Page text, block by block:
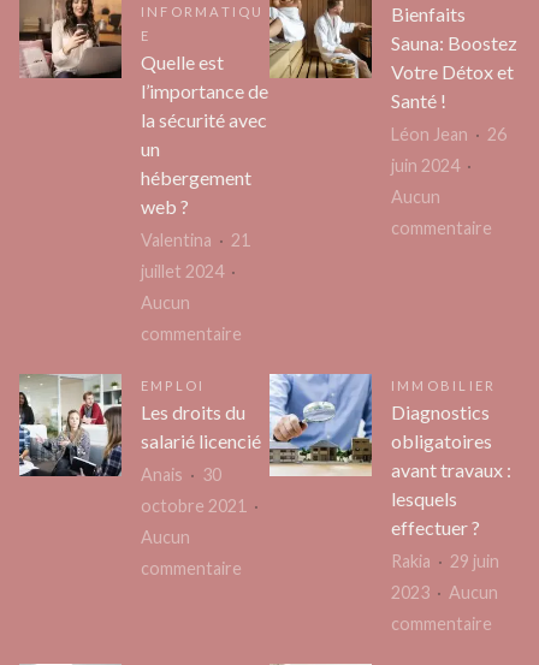
INFORMATIQU
E
Quelle est
l’importance de
la sécurité avec
un
hébergement
web ?
Valentina
21
juillet 2024
Aucun
commentaire
l’importance
Bienfaits
Sauna: Boostez
Votre Détox et
Santé !
Léon Jean
26
juin 2024
Aucun
commentaire
Détox
!
EMPLOI
Les droits du
salarié licencié
Anais
30
octobre 2021
Aucun
commentaire
IMMOBILIER
Diagnostics
obligatoires
avant travaux :
lesquels
effectuer ?
Rakia
29 juin
2023
Aucun
commentaire